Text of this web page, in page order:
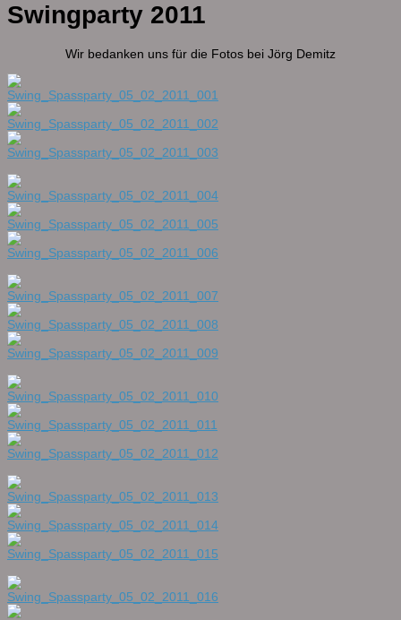
Swingparty 2011
Wir bedanken uns für die Fotos bei Jörg Demitz